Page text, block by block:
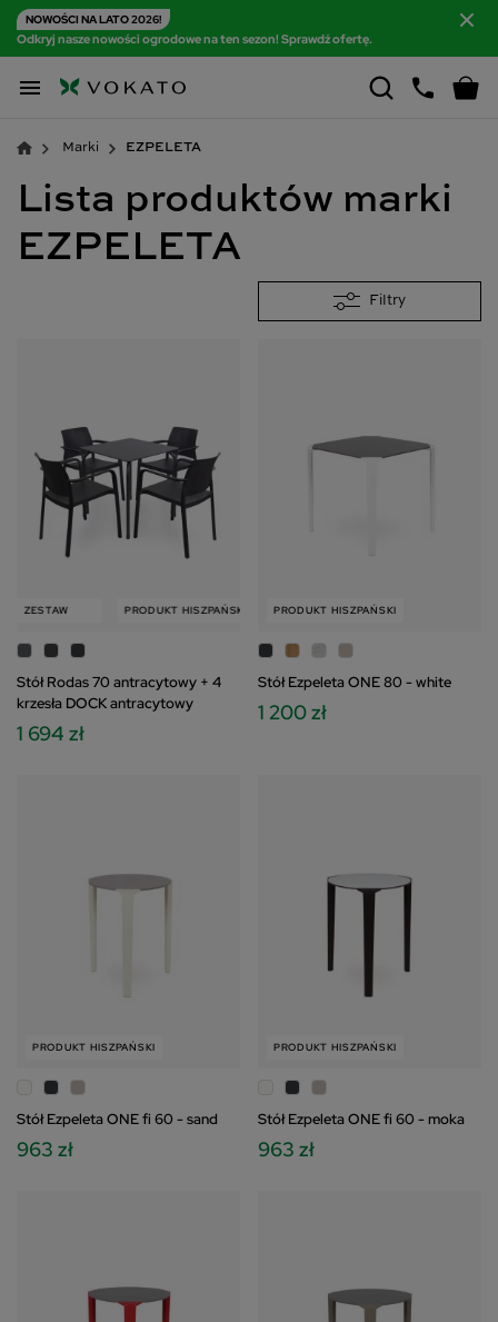
NOWOŚCI NA LATO 2026!
Odkryj nasze nowości ogrodowe na ten sezon! Sprawdź ofertę.

Marki EZPELETA
Lista produktów marki
EZPELETA
Filtry
PRODUKT HISZPAŃSKI ZESTAW
Stół Rodas 70 antracytowy + 4
krzesła DOCK antracytowy
1 694 zł
PRODUKT HISZPAŃSKI
Stół Ezpeleta ONE 80 - white
1 200 zł
PRODUKT HISZPAŃSKI
Stół Ezpeleta ONE fi 60 - sand
963 zł
PRODUKT HISZPAŃSKI
Stół Ezpeleta ONE fi 60 - moka
963 zł